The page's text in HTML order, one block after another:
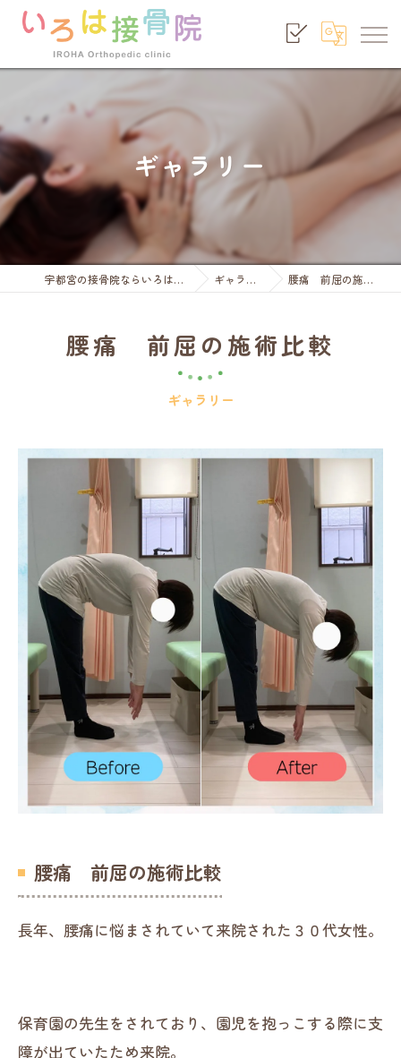
ギャラリー
宇都宮の接骨院ならいろは接骨院 ギャラリー 腰痛 前屈の施術比較
ギャラリー
腰痛 前屈の施術比較
腰痛 前屈の施術比較
長年、腰痛に悩まされていて来院された３０代女性。
保育園の先生をされており、園児を抱っこする際に支
障が出ていたため来院。